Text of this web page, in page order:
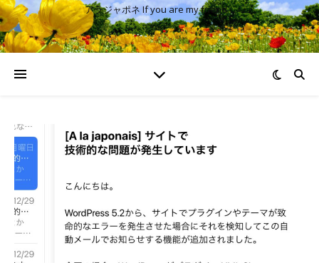
アラジャポネ If you are my friend…